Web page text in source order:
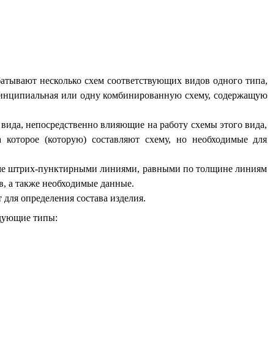
несколько схем соответствующих видов одного типа,
или одну комбинированную схему, содержащую
непосредственно влияющие на работу схемы этого вида,
(которую) составляют схему, но необходимые для
штрих-пунктирными линиями, равными по толщине линиям
а также необходимые данные.
определения состава изделия.
типы: